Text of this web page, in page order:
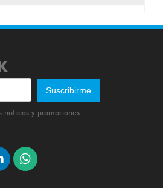
noticias y promociones